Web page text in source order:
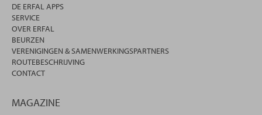
DE ERFAL APPS
SERVICE
OVER ERFAL
BEURZEN
VERENIGINGEN & SAMENWERKINGSPARTNERS
ROUTEBESCHRIJVING
CONTACT
MAGAZINE